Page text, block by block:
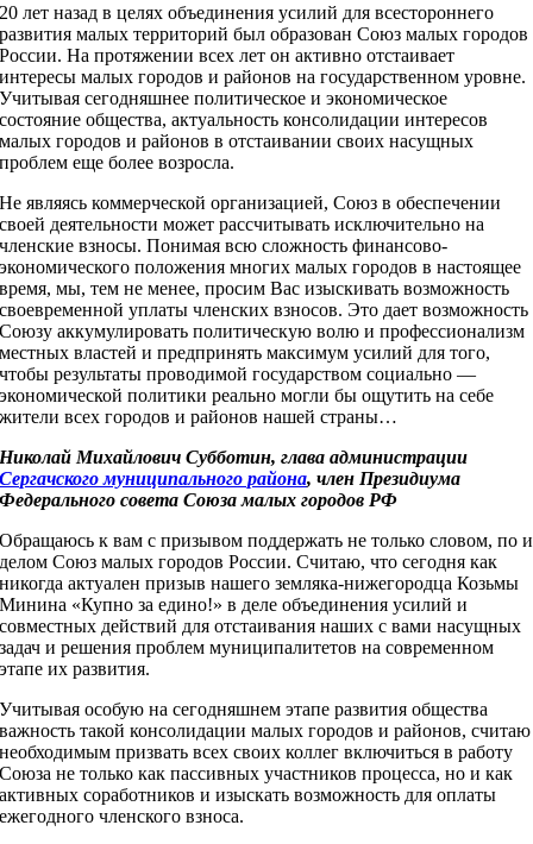
20 лет назад в целях объединения усилий для всестороннего
развития малых территорий был образован Союз малых городов
России. На протяжении всех лет он активно отстаивает
интересы малых городов и районов на государственном уровне.
Учитывая сегодняшнее политическое и экономическое
состояние общества, актуальность консолидации интересов
малых городов и районов в отстаивании своих насущных
проблем еще более возросла.
Не являясь коммерческой организацией, Союз в обеспечении
своей деятельности может рассчитывать исключительно на
членские взносы. Понимая всю сложность финансово-
экономического положения многих малых городов в настоящее
время, мы, тем не менее, просим Вас изыскивать возможность
своевременной уплаты членских взносов. Это дает возможность
Союзу аккумулировать политическую волю и профессионализм
местных властей и предпринять максимум усилий для того,
чтобы результаты проводимой государством социально —
экономической политики реально могли бы ощутить на себе
жители всех городов и районов нашей страны…
Николай Михайлович Субботин, глава администрации
Сергачского муниципального района, член Президиума
Федерального совета Союза малых городов РФ
Обращаюсь к вам с призывом поддержать не только словом, по и
делом Союз малых городов России. Считаю, что сегодня как
никогда актуален призыв нашего земляка-нижегородца Козьмы
Минина «Купно за едино!» в деле объединения усилий и
совместных действий для отстаивания наших с вами насущных
задач и решения проблем муниципалитетов на современном
этапе их развития.
Учитывая особую на сегодняшнем этапе развития общества
важность такой консолидации малых городов и районов, считаю
необходимым призвать всех своих коллег включиться в работу
Союза не только как пассивных участников процесса, но и как
активных соработников и изыскать возможность для оплаты
ежегодного членского взноса.